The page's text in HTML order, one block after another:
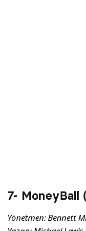
7- MoneyBall
Yönetmen: Bennett